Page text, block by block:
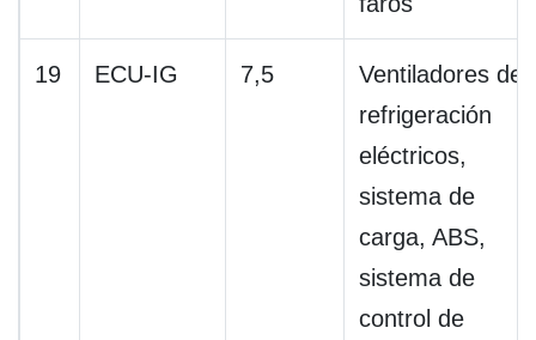
19 ECU-IG 7,5
Ventiladores de
refrigeración
eléctricos,
sistema de
carga, ABS,
sistema de
control de